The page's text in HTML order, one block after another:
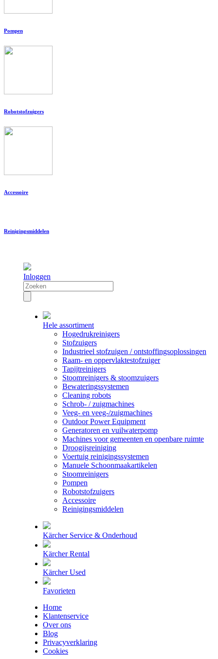
Pompen
Robotstofzuigers
Accessoire
Reinigingsmiddelen
Inloggen
Hele assortiment
Hogedrukreinigers
Stofzuigers
Industrieel stofzuigen / ontstoffingsoplossingen
Raam- en oppervlaktestofzuiger
Tapijtreinigers
Stoomreinigers & stoomzuigers
Bewateringssystemen
Cleaning robots
Schrob- / zuigmachines
Veeg- en veeg-/zuigmachines
Outdoor Power Equipment
Generatoren en vuilwaterpomp
Machines voor gemeenten en openbare ruimte
Droogijsreiniging
Voertuig reinigingssystemen
Manuele Schoonmaakartikelen
Stoomreinigers
Pompen
Robotstofzuigers
Accessoire
Reinigingsmiddelen
Kärcher Service & Onderhoud
Kärcher Rental
Kärcher Used
Favorieten
Home
Klantenservice
Over ons
Blog
Privacyverklaring
Cookies